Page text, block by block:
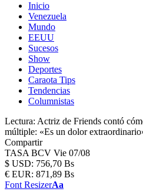
Inicio
Venezuela
Mundo
EEUU
Sucesos
Show
Deportes
Caraota Tips
Tendencias
Columnistas
Lectura: Actriz de Friends contó
múltiple: «Es un dolor
Compartir
TASA BCV Vie 07/08
$ USD: 756,70 Bs
€ EUR: 871,89 Bs
Font ResizerAa